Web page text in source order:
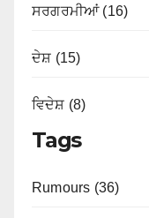
ਸਰਗਰਮੀਆਂ (16)
ਦੇਸ਼ (15)
ਵਿਦੇਸ਼ (8)
Tags
Rumours (36)